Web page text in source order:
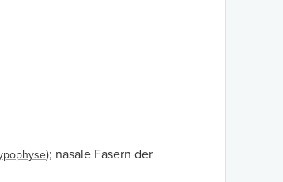
); nasale Fasern der